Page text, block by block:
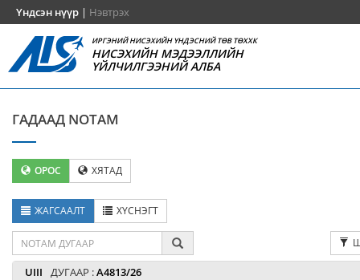
Үндсэн нүүр | Нэвтрэх
ИРГЭНИЙ НИСЭХИЙН ҮНДЭСНИЙ ТӨВ ТӨХХК
НИСЭХИЙН МЭДЭЭЛЛИЙН
ҮЙЛЧИЛГЭЭНИЙ АЛБА
ГАДААД NOTAM
ОРОС ХЯТАД
ЖАГСААЛТ ХҮСНЭГТ
UIII ДУГААР :A4813/26